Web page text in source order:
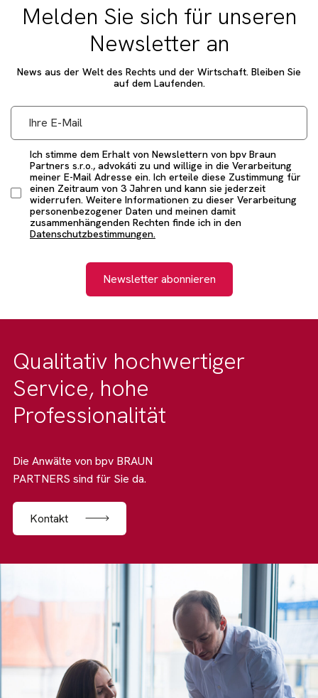
Melden Sie sich für unseren
Newsletter an
News aus der Welt des Rechts und der Wirtschaft. Bleiben Sie
auf dem Laufenden.
Ich stimme dem Erhalt von Newslettern von bpv Braun
Partners s.r.o., advokáti zu und willige in die Verarbeitung
meiner E-Mail Adresse ein. Ich erteile diese Zustimmung für
einen Zeitraum von 3 Jahren und kann sie jederzeit
widerrufen. Weitere Informationen zu dieser Verarbeitung
personenbezogener Daten und meinen damit
zusammenhängenden Rechten finde ich in den
Datenschutzbestimmungen.
Newsletter abonnieren
Qualitativ hochwertiger
Service, hohe
Professionalität
Die Anwälte von bpv BRAUN
PARTNERS sind für Sie da.
Kontakt